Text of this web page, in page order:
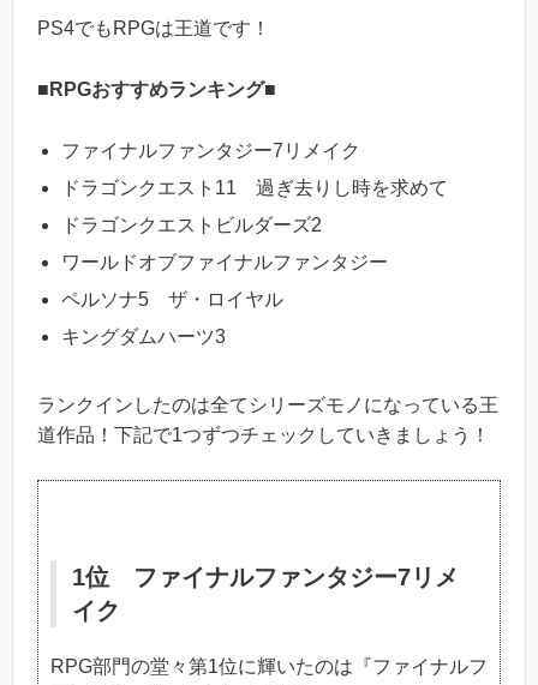
PS4でもRPGは王道です！
■RPGおすすめランキング■
ファイナルファンタジー7リメイク
ドラゴンクエスト11 過ぎ去りし時を求めて
ドラゴンクエストビルダーズ2
ワールドオブファイナルファンタジー
ペルソナ5 ザ・ロイヤル
キングダムハーツ3
ランクインしたのは全てシリーズモノになっている王
道作品！下記で1つずつチェックしていきましょう！
1位 ファイナルファンタジー7リメ
イク
RPG部門の堂々第1位に輝いたのは『ファイナルフ